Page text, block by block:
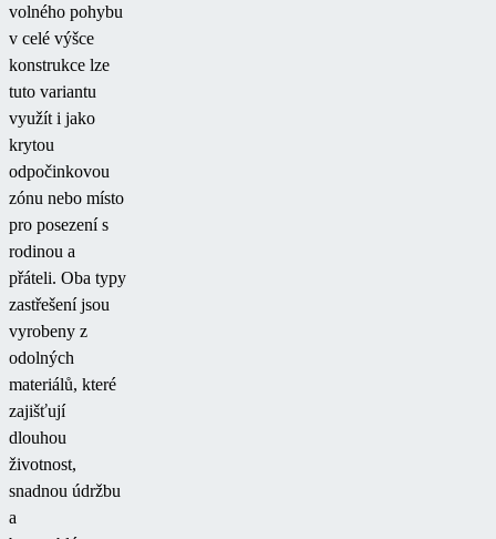
volného pohybu
v celé výšce
konstrukce lze
tuto variantu
využít i jako
krytou
odpočinkovou
zónu nebo místo
pro posezení s
rodinou a
přáteli. Oba typy
zastřešení jsou
vyrobeny z
odolných
materiálů, které
zajišťují
dlouhou
životnost,
snadnou údržbu
a